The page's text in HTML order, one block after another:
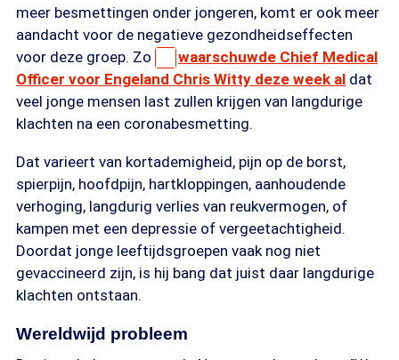
meer besmettingen onder jongeren, komt er ook meer
aandacht voor de negatieve gezondheidseffecten
voor deze groep. Zo
waarschuwde Chief Medical
Officer voor Engeland Chris Witty deze week al dat
veel jonge mensen last zullen krijgen van langdurige
klachten na een coronabesmetting.
Dat varieert van kortademigheid, pijn op de borst,
spierpijn, hoofdpijn, hartkloppingen, aanhoudende
verhoging, langdurig verlies van reukvermogen, of
kampen met een depressie of vergeetachtigheid.
Doordat jonge leeftijdsgroepen vaak nog niet
gevaccineerd zijn, is hij bang dat juist daar langdurige
klachten ontstaan.
Wereldwijd probleem